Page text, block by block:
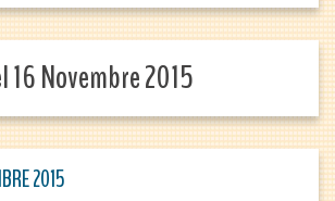
16 Novembre 2015
2015